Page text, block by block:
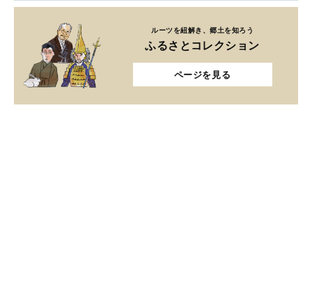
ルーツを紐解き、郷土を知ろう
ふるさとコレクション
ページを見る